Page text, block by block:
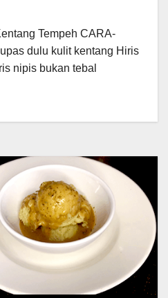
Tempeh CARA-
dulu kulit kentang Hiris
nipis bukan tebal